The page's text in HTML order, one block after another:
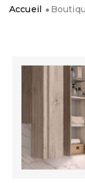
Accueil